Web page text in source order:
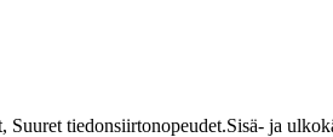
Suuret tiedonsiirtonopeudet.Sisä- ja